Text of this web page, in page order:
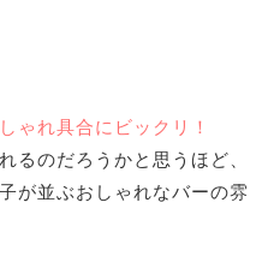
ゃれ具合にビックリ！
るのだろうかと思うほど、
が並ぶおしゃれなバーの雰